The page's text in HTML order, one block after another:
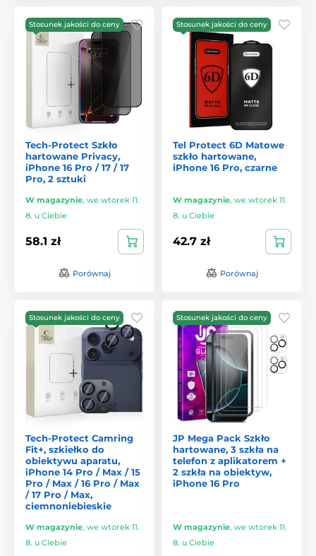
Stosunek jakości do ceny
Tech-Protect Szkło
hartowane Privacy,
iPhone 16 Pro / 17 / 17
Pro, 2 sztuki
W magazynie, we wtorek 11.
8. u Ciebie
58.1 zł
Porównaj
Stosunek jakości do ceny
Tel Protect 6D Matowe
szkło hartowane,
iPhone 16 Pro, czarne
W magazynie, we wtorek 11.
8. u Ciebie
42.7 zł
Porównaj
Stosunek jakości do ceny
Tech-Protect Camring
Fit+, szkiełko do
obiektywu aparatu,
iPhone 14 Pro / Max / 15
Pro / Max / 16 Pro / Max
/ 17 Pro / Max,
ciemnoniebieskie
W magazynie, we wtorek 11.
8. u Ciebie
Stosunek jakości do ceny
JP Mega Pack Szkło
hartowane, 3 szkła na
telefon z aplikatorem +
2 szkła na obiektyw,
iPhone 16 Pro
W magazynie, we wtorek 11.
8. u Ciebie